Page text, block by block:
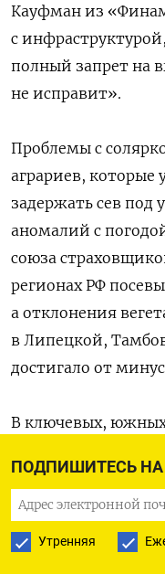
ПОДПИШИТЕСЬ
Утренняя
Кауфман из
с
полный запрет на
не исправит».
Проблемы с
аграриев,
задержать сев под
аномалий с
союза
регионах РФ
а отклонения
в Липецкой,
достигало от
В ключевых,
и Ставропольский
превышение с
на 50 миллиметров